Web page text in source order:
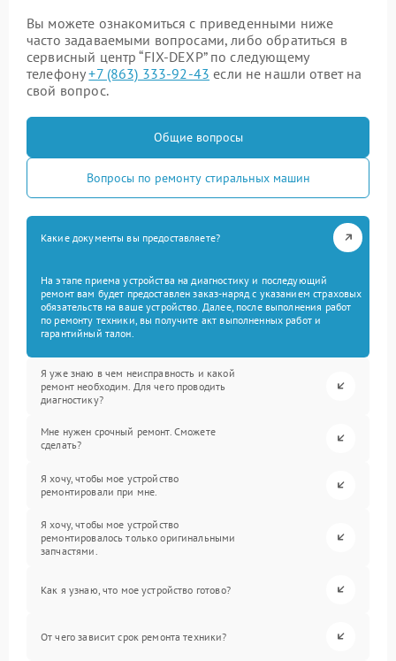
Вы можете ознакомиться с приведенными ниже
часто задаваемыми вопросами, либо обратиться в
сервисный центр “FIX-DEXP” по следующему
телефону+7 (863) 333-92-43 если не нашли ответ на
свой вопрос.
Общие вопросы
Вопросы по ремонту стиральных машин
Какие документы вы предоставляете?
На этапе приема устройства на диагностику и последующий
ремонт вам будет предоставлен заказ-наряд с указанием страховых
обязательств на ваше устройство. Далее, после выполнения работ
по ремонту техники, вы получите акт выполненных работ и
гарантийный талон.
Я уже знаю в чем неисправность и какой
ремонт необходим. Для чего проводить
диагностику?
Мне нужен срочный ремонт. Сможете
сделать?
Я хочу, чтобы мое устройство
ремонтировали при мне.
Я хочу, чтобы мое устройство
ремонтировалось только оригинальными
запчастями.
Как я узнаю, что мое устройство готово?
От чего зависит срок ремонта техники?